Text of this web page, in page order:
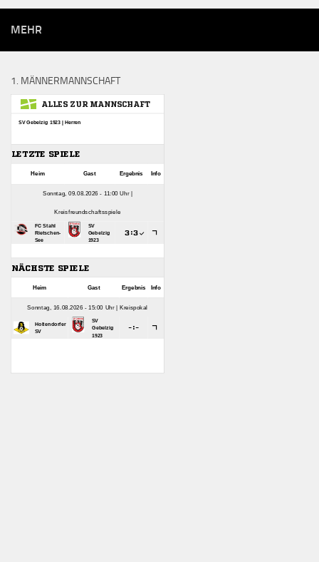
MEHR
1. MÄNNERMANNSCHAFT